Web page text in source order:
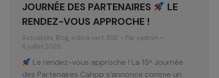
JOURNÉE DES PARTENAIRES
LE
RENDEZ-VOUS APPROCHE !
Actualités, Blog, indice vert, RSE Par yadmin
8 juillet 2026
Le rendez-vous approche ! La 15ᵉ Journée
des Partenaires Cahpp s’annonce comme un